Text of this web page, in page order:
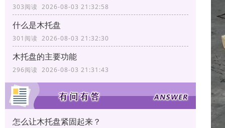
303阅读 2026-08-03 21:32:58
什么是木托盘
301阅读 2026-08-03 21:32:30
木托盘的主要功能
296阅读 2026-08-03 21:31:43
怎么让木托盘紧固起来？